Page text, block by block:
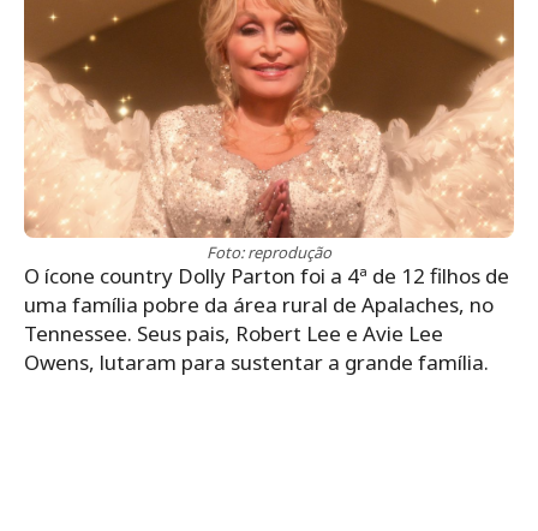
Foto: reprodução
O ícone country Dolly Parton foi a 4ª de 12 filhos de
uma família pobre da área rural de Apalaches, no
Tennessee. Seus pais, Robert Lee e Avie Lee
Owens, lutaram para sustentar a grande família.